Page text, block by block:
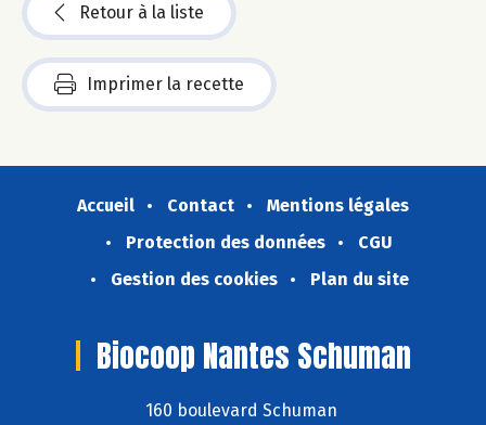
Retour à la liste
Imprimer la recette
Accueil Contact
Mentions légales
Protection des données
CGU
Gestion des cookies
Plan du site
Biocoop Nantes Schuman
160 boulevard Schuman